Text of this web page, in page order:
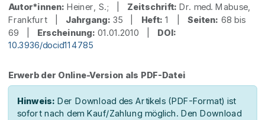
Autor*innen: Heiner, S.; | Zeitschrift: Dr. med. Mabuse,
Frankfurt | Jahrgang: 35 | Heft: 1 | Seiten: 68 bis
69 | Erscheinung: 01.01.2010 | DOI:
10.3936/docid114785
Erwerb der Online-Version als PDF-Datei
Hinweis: Der Download des Artikels (PDF-Format) ist
sofort nach dem Kauf/Zahlung möglich. Den Download